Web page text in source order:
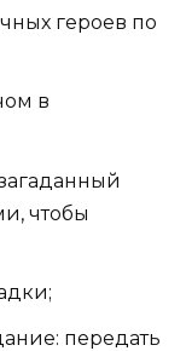
героев по
в
чтобы
передать